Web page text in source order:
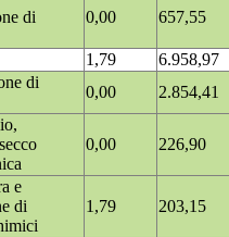
di
0,00 657,55
1,79
6.958,97
di
0,00
2.854,41
0,00 226,90
e
di
1,79 203,15